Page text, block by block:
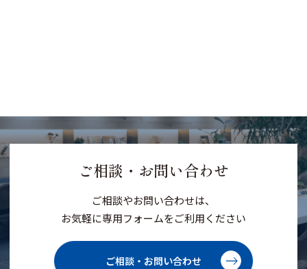
ご相談・お問い合わせ
ご相談やお問い合わせは、
お気軽に専用フォームをご利用ください
ご相談・お問い合わせ